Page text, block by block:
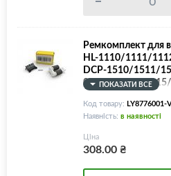
Ремкомплект для
HL-1110/1111/
DCP-1510/1511/
0/MFC-1810/
иків + гальмівна
ПОКАЗАТИ ВСЕ
Код товару: LY8776001-
Наявність: в наявності
Ціна
308.00₴